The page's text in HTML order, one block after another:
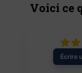
Voici ce
Écrire